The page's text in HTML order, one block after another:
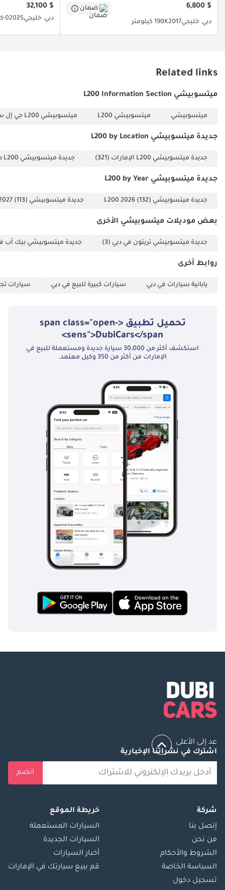
$ 6,800
ضمان
دبي خليجي2017190K كيلومتر
$ 32,100
دبي خليجي20250 كيلومتر
Related links
ميتسوبيشي L200 Information Section
ميتسوبيشي ميتسوبيشي L200 ميتسوبيشي L200 جي إل سنجل كاب بترول 2.4L
جديدة ميتسوبيشي L200 by Location
جديدة ميتسوبيشي L200 الإمارات (321) جديدة ميتسوبيشي L200 دبي
جديدة ميتسوبيشي L200 by Year
جديدة ميتسوبيشي L200 2026 (132) جديدة ميتسوبيشي L200 2027 (113)
بعض موديلات ميتسوبيشي الأخرى
جديدة ميتسوبيشي تريتون في دبي (3) جديدة ميتسوبيشي بيك آب
روابط أخرى
يابانية سيارات في دبي سيارات كبيرة للبيع في دبي سيارات
تحميل تطبيق <span class="open-
sens">DubiCars</span>
استكشف أكثر من 30،000 سيارة جديدة ومستعملة للبيع في
الإمارات من أكثر من 350 وكيل معتمد.
تُمثّل أحد أكثر القرارات المالية أمانًا في سوق السيارات المستعملة
والجديدة تقريبًا.
تم إنشاء هذه الإحصاءات بواسطة الذكاء الاصطناعي اعتماداً على بيانات
عد إلى الأعلى
اشترك في نشراتنا الإخبارية
انضم
شركة
إتصل بنا
من نحن
الشروط والأحكام
السياسة الخاصة
تسجيل دخول
خريطة الموقع
السيارات المستعملة
السيارات الجديدة
أخبار السيارات
قم ببيع سيارتك في الإمارات